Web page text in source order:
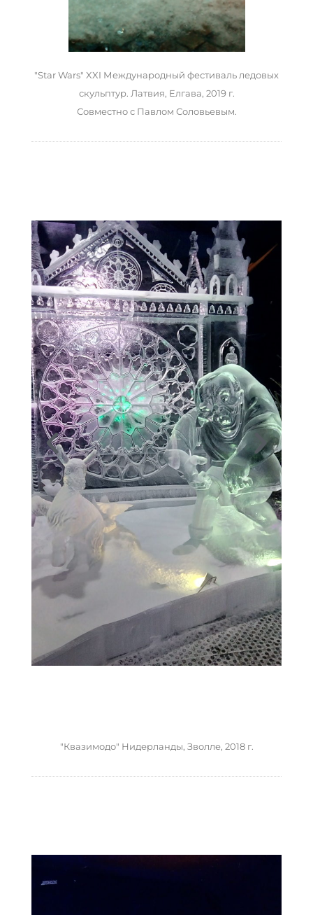
"Star Wars" XXI Международный фестиваль ледовых
скульптур. Латвия, Елгава, 2019 г.
Совместно с Павлом Соловьевым.
"Квазимодо" Нидерланды, Зволле, 2018 г.